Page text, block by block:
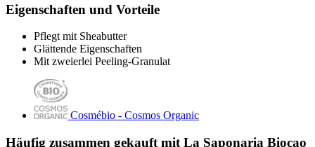
Eigenschaften und Vorteile
Pflegt mit Sheabutter
Glättende Eigenschaften
Mit zweierlei Peeling-Granulat
Cosmébio - Cosmos Organic
Häufig zusammen gekauft mit La Saponaria Biocao